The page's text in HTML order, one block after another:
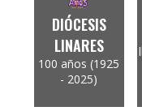
DIÓCESIS
LINARES
100 años (1925
- 2025)